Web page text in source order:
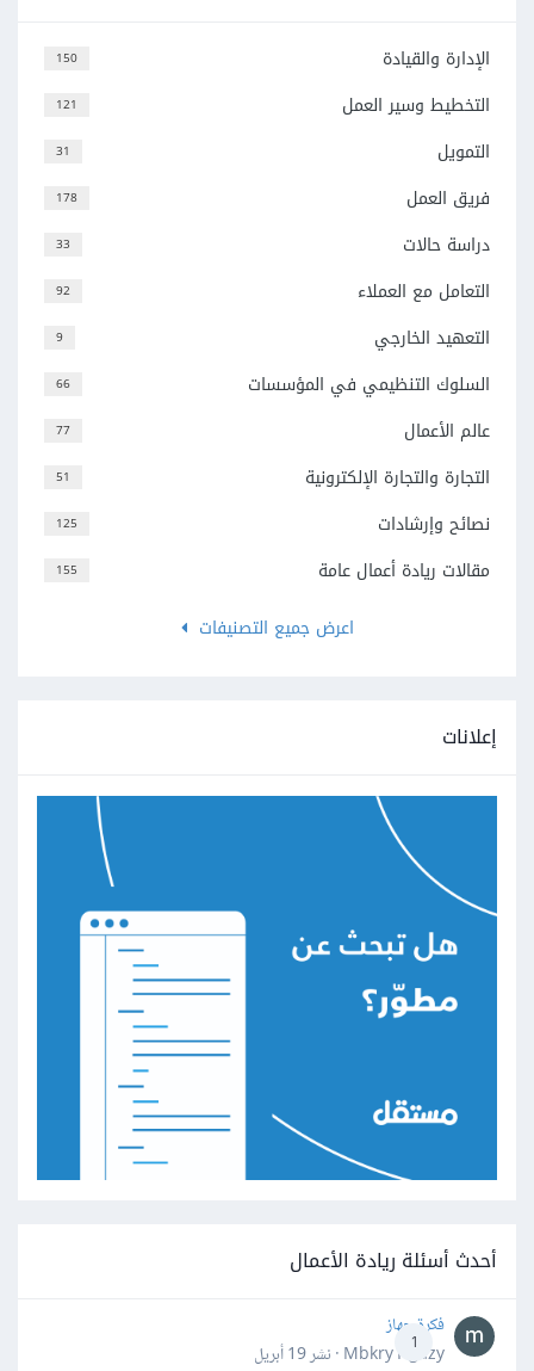
150 الإدارة والقيادة
121 التخطيط وسير العمل
31 التمويل
178 فريق العمل
33 دراسة حالات
92 التعامل مع العملاء
9 التعهيد الخارجي
66 السلوك التنظيمي في المؤسسات
77 عالم الأعمال
51 التجارة والتجارة الإلكترونية
125 نصائح وإرشادات
155
مقالات ريادة أعمال عامة
اعرض جميع التصنيفات
إعلانات
أحدث أسئلة ريادة الأعمال
1
فكرة جهاز
Mbkry Hgazy · نشر
19 أبريل